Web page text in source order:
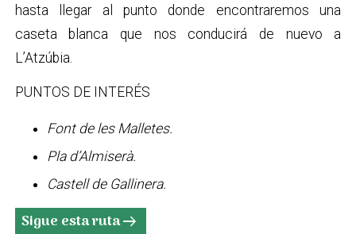
hasta llegar al punto donde encontraremos una
caseta blanca que nos conducirá de nuevo a
L’Atzúbia.
PUNTOS DE INTERÉS
Font de les Malletes.
Pla d’Almiserà.
Castell de Gallinera.
Sigue esta rutaarrow_right_alt